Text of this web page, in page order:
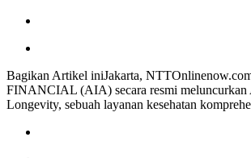
Bagikan Artikel iniJakarta,
FINANCIAL (AIA) secara resmi
Longevity, sebuah layanan kesehatan